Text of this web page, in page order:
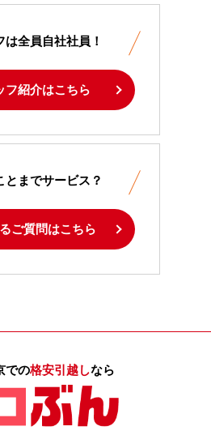
は全員自社社員！
フ紹介はこちら
とまでサービス？
ご質問はこちら
での格安引越しなら